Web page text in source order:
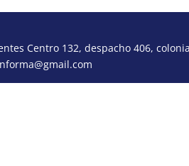
Centro 132, despacho 406,